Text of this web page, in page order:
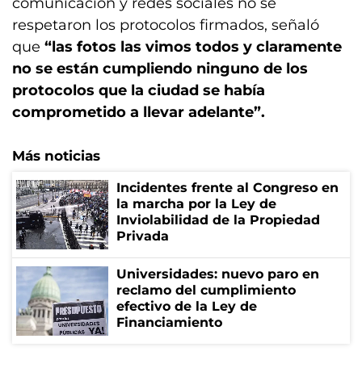
respetaron los protocolos firmados, señaló
que “las fotos las vimos todos y claramente
no se están cumpliendo ninguno de los
protocolos que la ciudad se había
comprometido a llevar adelante”.
Más noticias
Incidentes frente al Congreso en
la marcha por la Ley de
Inviolabilidad de la Propiedad
Privada
Universidades: nuevo paro en
reclamo del cumplimiento
efectivo de la Ley de
Financiamiento